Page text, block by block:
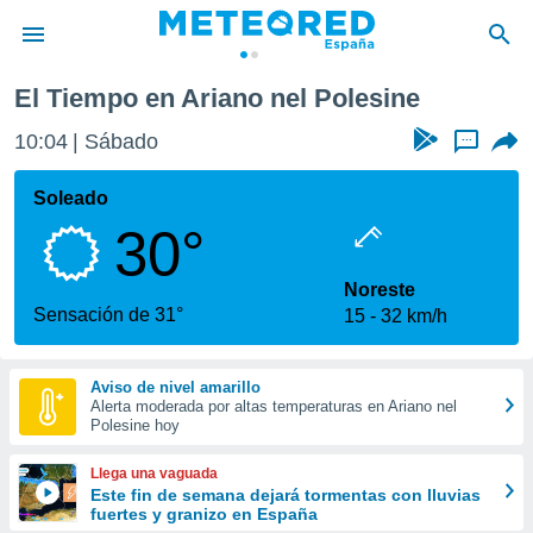
de
por
que se
calidad.
a este
las
y
forma
digital
basada
El Tiempo en Ariano nel Polesine
10:04 Sábado ...
Soleado
30°
Sensación de 31°
Noreste
15
32 km/h
Aviso de nivel amarillo
Alerta moderada por altas temperaturas en Ariano nel
Polesine hoy
Llega una vaguada
Este fin de semana dejará tormentas con lluvias
fuertes y granizo en España